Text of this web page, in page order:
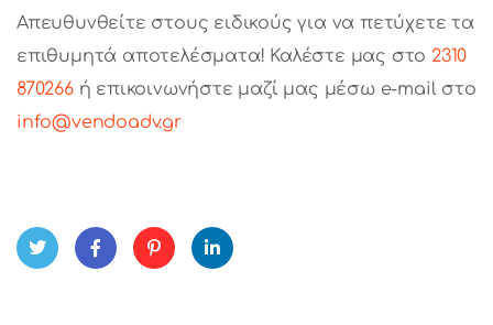
Απευθυνθείτε στους ειδικούς για να πετύχετε τα
επιθυμητά αποτελέσματα! Καλέστε μας στο 2310
870266ή επικοινωνήστε μαζί μας μέσω e-mail στο
info@vendoadv.gr